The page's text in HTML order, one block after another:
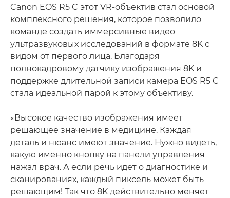
Canon EOS R5 C этот VR-объектив стал основой
комплексного решения, которое позволило
команде создать иммерсивные видео
ультразвуковых исследований в формате 8K с
видом от первого лица. Благодаря
полнокадровому датчику изображения 8K и
поддержке длительной записи камера EOS R5 C
стала идеальной парой к этому объективу.
«Высокое качество изображения имеет
решающее значение в медицине. Каждая
деталь и нюанс имеют значение. Нужно видеть,
какую именно кнопку на панели управления
нажал врач. А если речь идет о диагностике и
сканированиях, каждый пиксель может быть
решающим! Так что 8K действительно меняет